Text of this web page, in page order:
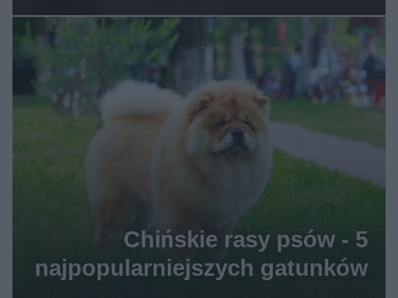
Chińskie rasy psów - 5
najpopularniejszych gatunków